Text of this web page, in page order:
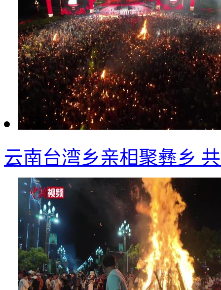
云南台湾乡亲相聚彝乡